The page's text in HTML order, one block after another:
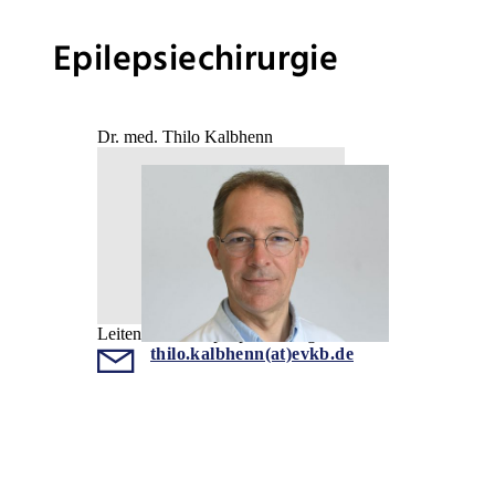
Epilepsiechirurgie
Dr. med. Thilo Kalbhenn
Leitender Arzt Epilepsiechirurgie
thilo.kalbhenn(at)evkb.de